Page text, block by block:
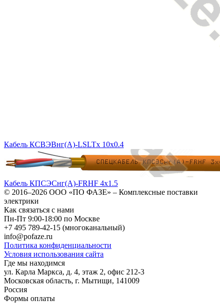
Кабель КСВЭВнг(A)-LSLTx 10х0.4
Кабель КПСЭСнг(А)-FRHF 4х1.5
© 2016–2026 ООО «ПО ФАЗЕ» – Комплексные поставки
электрики
Как связаться с нами
Пн-Пт 9:00-18:00 по Москве
+7 495 789-42-15 (многоканальный)
info@pofaze.ru
Политика конфиденциальности
Условия использования сайта
Где мы находимся
ул. Карла Маркса, д. 4, этаж 2, офис 212-3
Московская область, г. Мытищи, 141009
Россия
Формы оплаты